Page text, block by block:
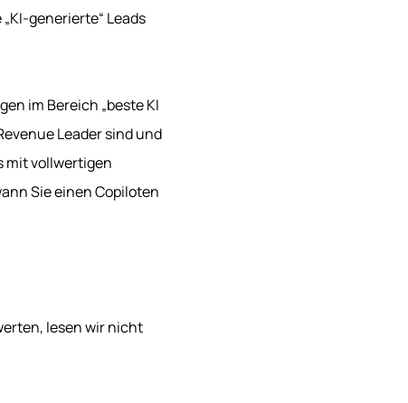
generierte“ Leads
im Bereich „beste KI
Leader sind und
mit vollwertigen
Sie einen Copiloten
lesen wir nicht